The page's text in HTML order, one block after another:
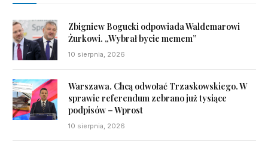
Zbigniew Bogucki odpowiada Waldemarowi
Żurkowi. „Wybrał bycie memem”
10 sierpnia, 2026
Warszawa. Chcą odwołać Trzaskowskiego. W
sprawie referendum zebrano już tysiące
podpisów – Wprost
10 sierpnia, 2026